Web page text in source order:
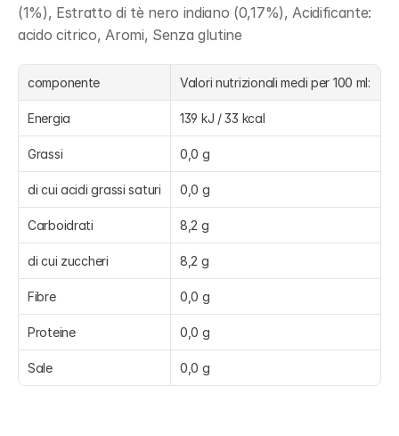
(1%), Estratto di tè nero indiano (0,17%), Acidificante:
acido citrico, Aromi, Senza glutine
componente Valori nutrizionali medi per 100 ml:
Energia 139 kJ / 33 kcal
Grassi 0,0 g
di cui acidi grassi saturi 0,0 g
Carboidrati 8,2 g
di cui zuccheri 8,2 g
Fibre 0,0 g
Proteine 0,0 g
Sale 0,0 g